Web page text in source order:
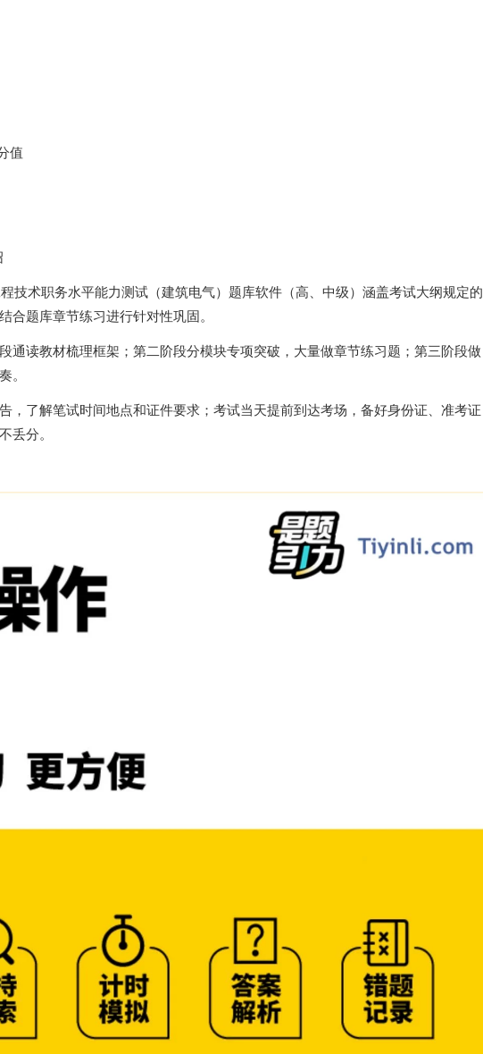
值
技术职务水平能力测试（建筑电气）题库软件（高、中级）涵盖考试大纲规定的
合题库章节练习进行针对性巩固。
通读教材梳理框架；第二阶段分模块专项突破，大量做章节练习题；第三阶段做
。
，了解笔试时间地点和证件要求；考试当天提前到达考场，备好身份证、准考证
丢分。